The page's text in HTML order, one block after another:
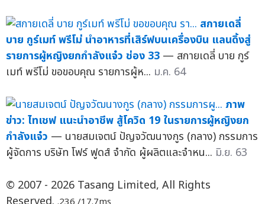
สกายเดลี่
บาย กูร์เมท์ พรีโม่ นำอาหารที่เสิร์ฟบนเครื่องบิน แลนดิ้งสู่
รายการผู้หญิงยกกำลังแจ๋ว ช่อง 33 — สกายเดลี่ บาย กูร์
เมท์ พรีโม่ ขอขอบคุณ รายการผู้ห... ม.ค. 64
ภาพ
ข่าว: ไทเชฟ แนะนำอาชีพ สู้โควิด 19 ในรายการผู้หญิงยก
กำลังแจ๋ว — นายสมเจตน์ ปัญจวัฒนางกูร (กลาง) กรรมการ
ผู้จัดการ บริษัท โฟร์ ฟูดส์ จำกัด ผู้ผลิตและจำหน... มิ.ย. 63
© 2007 - 2026 Tasang Limited, All Rights